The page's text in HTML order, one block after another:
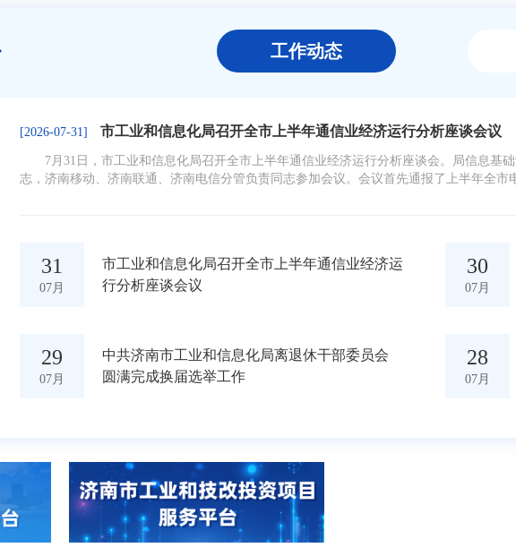
工作动态
[2026-07-31] 市工业和信息化局召开全市上半年通信业经济运行分析座谈会议
7月31日，市工业和信息化局召开全市上半年通信业经济运行分析座谈会。局信息基
志，济南移动、济南联通、济南电信分管负责同志参加会议。会议首先通报了上半年全
31
07月
市工业和信息化局召开全市上半年通信业经济运
行分析座谈会议
30
07月
29
07月
中共济南市工业和信息化局离退休干部委员会
圆满完成换届选举工作
28
07月